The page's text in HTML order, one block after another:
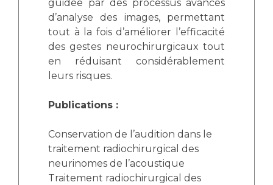
guidée par des processus avancés
d’analyse des images, permettant
tout à la fois d’améliorer l’efficacité
des gestes neurochirurgicaux tout
en réduisant considérablement
leurs risques.
Publications :
Conservation de l’audition dans le
traitement radiochirurgical des
neurinomes de l’acoustique
Traitement radiochirurgical des